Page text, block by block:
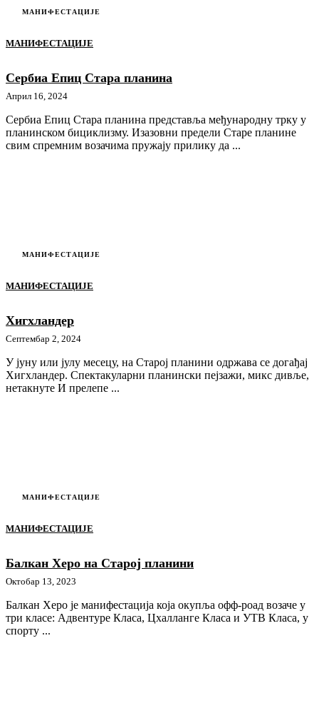
МАНИФЕСТАЦИЈЕ
МАНИФЕСТАЦИЈЕ
Сербиа Епиц Стара планина
Април 16, 2024
Сербиа Епиц Стара планина представља међународну трку у
планинском бициклизму. Изазовни предели Старе планине
свим спремним возачима пружају прилику да ...
МАНИФЕСТАЦИЈЕ
МАНИФЕСТАЦИЈЕ
Хигхландер
Септембар 2, 2024
У јуну или јулу месецу, на Старој планини одржава се догађај
Хигхландер. Спектакуларни планински пејзажи, микс дивље,
нетакнуте И прелепе ...
МАНИФЕСТАЦИЈЕ
МАНИФЕСТАЦИЈЕ
Балкан Херо на Старој планини
Октобар 13, 2023
Балкан Херо је манифестација која окупља офф-роад возаче у
три класе: Адвентуре Класа, Цхалланге Класа и УТВ Класа, у
спорту ...